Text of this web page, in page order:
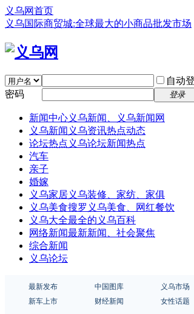
义乌网首页
义乌国际商贸城:全球最大的小商品批发市场
自动
密码
登录
新闻中心义乌新闻、义乌新闻网
义乌新闻 义乌资讯热点动态
论坛热点 义乌论坛新闻热点
汽车
亲子
婚嫁
义乌家居义乌装修、家纺、家俱
义乌美食搜罗义乌美食、网红餐饮
义乌大全最全的义乌百科
网络新闻最新新闻、社会聚焦
综合新闻
义乌论坛
最新发布 中国图库 义乌市场
新车上市
财经新闻 女性话题